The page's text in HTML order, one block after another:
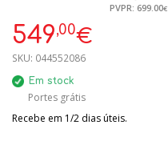
19BAR PRETO AUTOMÁTICA
PVPR: 699.00€
549,00€
SKU: 044552086
Em stock
Portes grátis
Recebe em 1/2 dias úteis.